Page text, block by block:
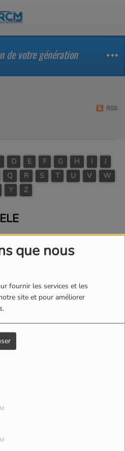
que nous
fournir les services et les
site et pour améliorer
de votre génération
RSS
D E F G H I
J
Q R S T U V
W
Y Z